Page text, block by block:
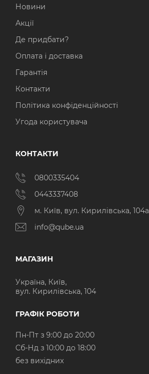
Новини
Акції
Де придбати?
Оплата і доставка
Гарантія
Контакти
Політика конфіденційності
Угода користувача
КОНТАКТИ
0800335404
0443337408
м. Київ, вул. Кирилівська, 104а
info@qube.ua
МАГАЗИН
Україна, Київ,
вул. Кирилівська, 104
ГРАФІК РОБОТИ
Пн-Пт з 9:00 до 20:00
Cб-Нд з 10:00 до 18:00
без вихідних